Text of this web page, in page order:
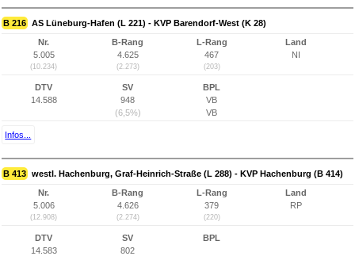
B 216 AS Lüneburg-Hafen (L 221) - KVP Barendorf-West (K 28)
Nr.
5.005
(10.234)
B-Rang
4.625
(2.273)
L-Rang
467
(203)
Land
NI
DTV
14.588
SV
948
(6,5%)
BPL
VB
VB
Infos...
B 413 westl. Hachenburg, Graf-Heinrich-Straße (L 288) - KVP Hachenburg (B 414)
Nr.
5.006
(12.908)
B-Rang
4.626
(2.274)
L-Rang
379
(220)
Land
RP
DTV
14.583
SV
802
BPL